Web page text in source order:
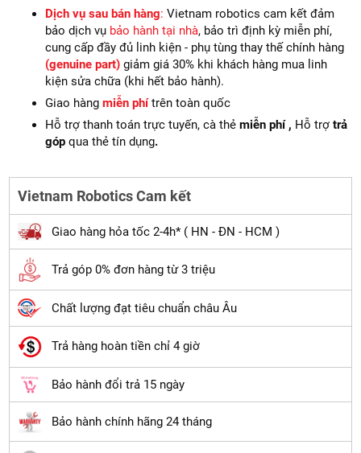
Dịch vụ sau bán hàng: Vietnam robotics cam kết đảm
bảo dịch vụ bảo hành tại nhà, bảo trì định kỳ miễn phí,
cung cấp đầy đủ linh kiện - phụ tùng thay thế chính hàng
(genuine part) giảm giá 30% khi khách hàng mua linh
kiện sửa chữa (khi hết bảo hành).
Giao hàngmiễn phítrên toàn quốc
Hỗ trợ thanh toán trực tuyến, cà thẻmiễn phí , Hỗ trợ trả
gópqua thẻ tín dụng.
Vietnam Robotics Cam kết
Giao hàng hỏa tốc 2-4h* ( HN - ĐN - HCM )
Trả góp 0% đơn hàng từ 3 triệu
Chất lượng đạt tiêu chuẩn châu Âu
Trả hàng hoàn tiền chỉ 4 giờ
Bảo hành đổi trả 15 ngày
Bảo hành chính hãng 24 tháng